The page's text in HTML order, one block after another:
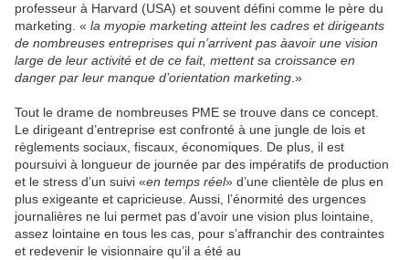
professeur à Harvard (USA) et souvent défini comme le père du
marketing. « la myopie marketing atteint les cadres et dirigeants
de nombreuses entreprises qui n’arrivent pas àavoir une vision
large de leur activité et de ce fait, mettent sa croissance en
danger par leur manque d’orientation marketing .»
Tout le drame de nombreuses PME se trouve dans ce concept.
Le dirigeant d’entreprise est confronté à une jungle de lois et
règlements sociaux, fiscaux, économiques. De plus, il est
poursuivi à longueur de journée par des impératifs de production
et le stress d’un suivi «en temps réel» d’une clientèle de plus en
plus exigeante et capricieuse. Aussi, l’énormité des urgences
journalières ne lui permet pas d’avoir une vision plus lointaine,
assez lointaine en tous les cas, pour s’affranchir des contraintes
et redevenir le visionnaire qu’il a été au